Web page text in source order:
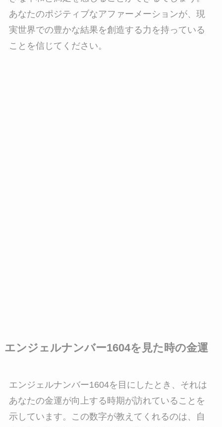
あなたのポジティブなアファーメーションが、現
実世界での豊かな結果を創造する力を持っている
ことを信じてください。
エンジェルナンバー1604を見た時の金運
エンジェルナンバー1604を目にしたとき、それは
あなたの金運が向上する時期が訪れていることを
示しています。この数字が教えてくれるのは、自